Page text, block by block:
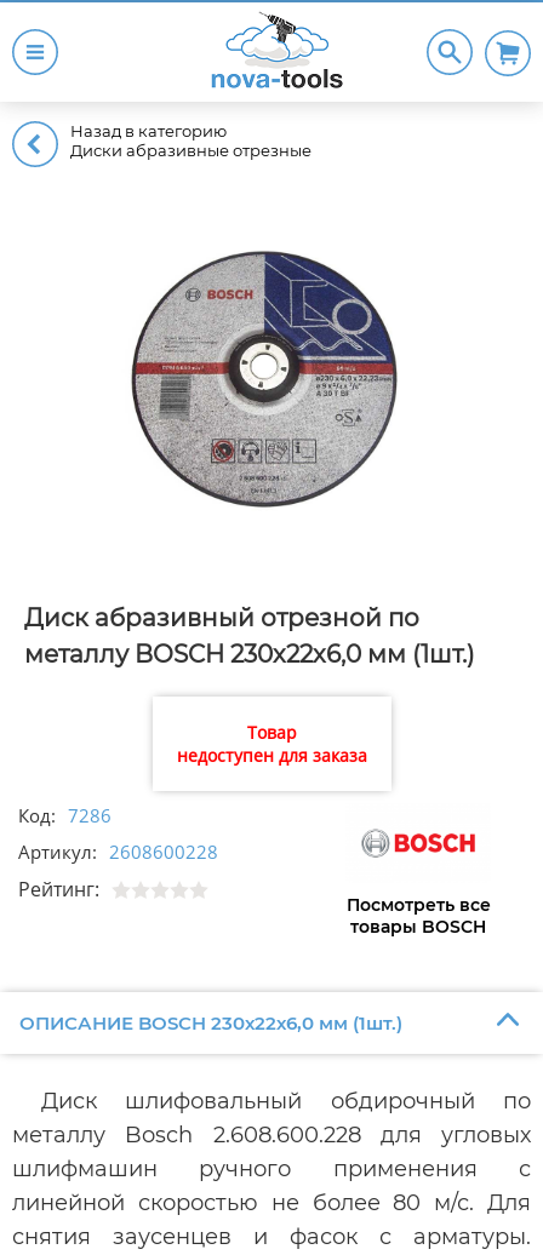
Назад в категорию
Диски абразивные отрезные
Диск абразивный отрезной по
металлу BOSCH 230х22х6,0 мм (1шт.)
Товар
недоступен для заказа
Код: 7286
Артикул: 2608600228
Рейтинг:
Посмотреть все
товары BOSCH
ОПИСАНИЕ BOSCH 230х22х6,0 мм (1шт.)
Диск шлифовальный обдирочный по
металлу Bosch 2.608.600.228 для угловых
шлифмашин ручного применения с
линейной скоростью не более 80 м/с. Для
снятия заусенцев и фасок с арматуры.